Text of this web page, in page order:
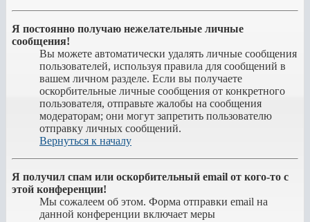
Я постоянно получаю нежелательные личные
сообщения!
Вы можете автоматически удалять личные сообщения
пользователей, используя правила для сообщений в
вашем личном разделе. Если вы получаете
оскорбительные личные сообщения от конкретного
пользователя, отправьте жалобы на сообщения
модераторам; они могут запретить пользователю
отправку личных сообщений.
Вернуться к началу
Я получил спам или оскорбительный email от кого-то с
этой конференции!
Мы сожалеем об этом. Форма отправки email на
данной конференции включает меры